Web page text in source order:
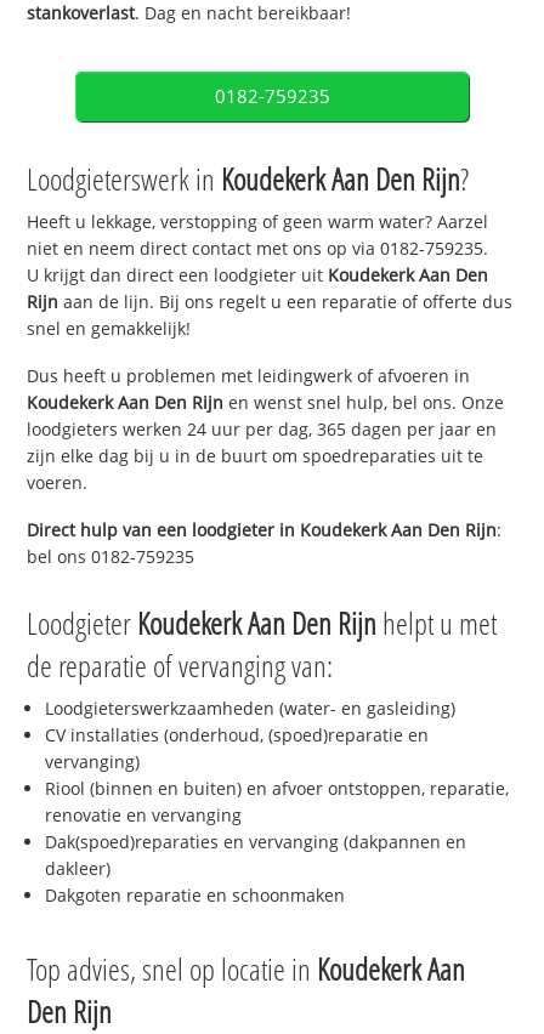
stankoverlast. Dag en nacht bereikbaar!
0182-759235
Loodgieterswerk in Koudekerk Aan Den Rijn?
Heeft u lekkage, verstopping of geen warm water? Aarzel
niet en neem direct contact met ons op via 0182-759235.
U krijgt dan direct een loodgieter uit Koudekerk Aan Den
Rijn aan de lijn. Bij ons regelt u een reparatie of offerte dus
snel en gemakkelijk!
Dus heeft u problemen met leidingwerk of afvoeren in
Koudekerk Aan Den Rijn en wenst snel hulp, bel ons. Onze
loodgieters werken 24 uur per dag, 365 dagen per jaar en
zijn elke dag bij u in de buurt om spoedreparaties uit te
voeren.
Direct hulp van een loodgieter in Koudekerk Aan Den Rijn:
bel ons 0182-759235
Loodgieter Koudekerk Aan Den Rijn helpt u met
de reparatie of vervanging van:
Loodgieterswerkzaamheden (water- en gasleiding)
CV installaties (onderhoud, (spoed)reparatie en
vervanging)
Riool (binnen en buiten) en afvoer ontstoppen, reparatie,
renovatie en vervanging
Dak(spoed)reparaties en vervanging (dakpannen en
dakleer)
Dakgoten reparatie en schoonmaken
Top advies, snel op locatie in Koudekerk Aan
Den Rijn